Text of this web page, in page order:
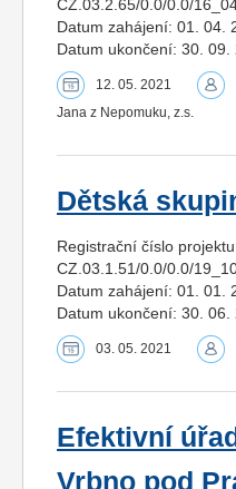
CZ.03.2.65/0.0/0.0/
Datum zahájení: 01. 04.
Datum ukončení: 30. 09.
12. 05. 2021
Jana z Nepomuku, z.s.
Dětská
Registrační číslo
CZ.03.1.51/0.0/0.0/
Datum zahájení: 01. 01.
Datum ukončení: 30. 06.
03. 05. 2021
Efektivní
Vrbno pod